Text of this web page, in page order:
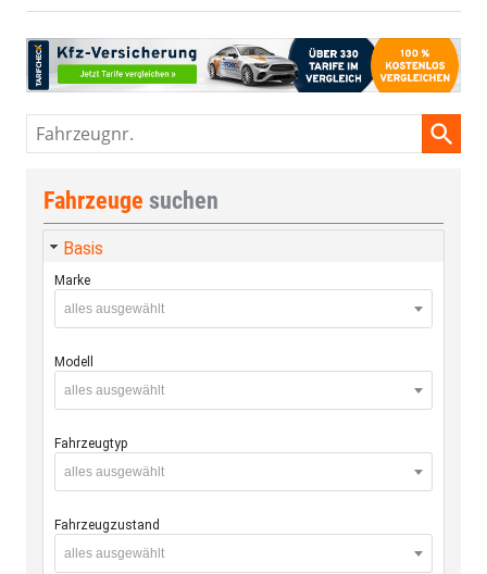
Fahrzeugnr.
Fahrzeuge suchen
Basis
Marke
alles ausgewählt
Modell
alles ausgewählt
Fahrzeugtyp
alles ausgewählt
Fahrzeugzustand
alles ausgewählt